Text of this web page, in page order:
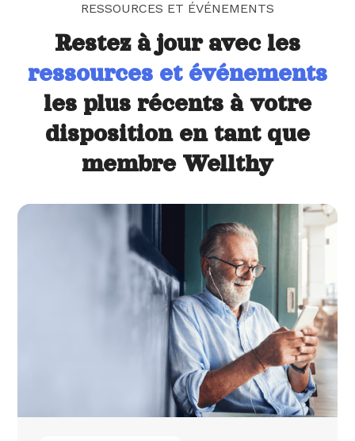
RESSOURCES ET ÉVÉNEMENTS
Restez à jour avec les
ressources et événements
les plus récents à votre
disposition en tant que
membre Wellthy